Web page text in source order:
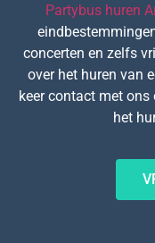
Partybus huren
concerten en zelfs
over het huren van
keer contact met ons
het